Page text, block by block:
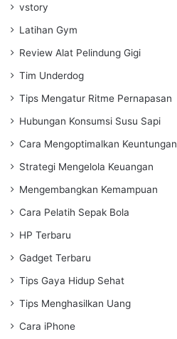
vstory
Latihan Gym
Review Alat Pelindung Gigi
Tim Underdog
Tips Mengatur Ritme Pernapasan
Hubungan Konsumsi Susu Sapi
Cara Mengoptimalkan Keuntungan
Strategi Mengelola Keuangan
Mengembangkan Kemampuan
Cara Pelatih Sepak Bola
HP Terbaru
Gadget Terbaru
Tips Gaya Hidup Sehat
Tips Menghasilkan Uang
Cara iPhone